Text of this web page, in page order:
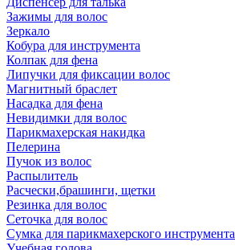
Зажимы для волос
Зеркало
Кобура для инструмента
Колпак для фена
Липучки для фиксации волос
Магнитный браслет
Насадка для фена
Невидимки для волос
Парикмахерская накидка
Пелерина
Пучок из волос
Распылитель
Расчески,брашинги, щетки
Резинка для волос
Сеточка для волос
Сумка для парикмахерского инструмента